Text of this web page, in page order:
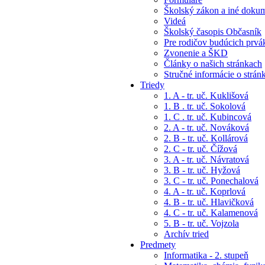
Školský zákon a iné
Videá
Školský časopis Občasník
Pre rodičov budúcich
Zvonenie a ŠKD
Články o našich stránkach
Stručné informácie o
Triedy
1. A - tr. uč. Kuklišová
1. B . tr. uč. Sokolová
1. C . tr. uč. Kubincová
2. A - tr. uč. Nováková
2. B - tr. uč. Kollárová
2. C - tr. uč. Čížová
3. A - tr. uč. Návratová
3. B - tr. uč. Hyžová
3. C - tr. uč. Ponechalová
4. A - tr. uč. Koprlová
4. B - tr. uč. Hlavičková
4. C - tr. uč. Kalamenová
5. B - tr. uč. Vojzola
Archív tried
Predmety
Informatika - 2. stupeň